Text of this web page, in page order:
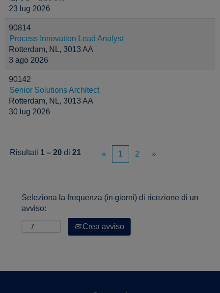
23 lug 2026
90814
Process Innovation Lead Analyst
Rotterdam, NL, 3013 AA
3 ago 2026
90142
Senior Solutions Architect
Rotterdam, NL, 3013 AA
30 lug 2026
Risultati 1 – 20 di 21 « 1 2 »
Seleziona la frequenza (in giorni) di ricezione di un
avviso:
Crea avviso